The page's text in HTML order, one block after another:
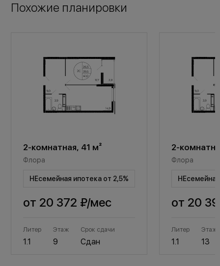
Похожие планировки
2-комнатная, 41 м²
Флора
НЕсемейная ипотека от 2,5%
от 20 372 ₽/мес
Литер
1.1
Этаж
9
Срок сдачи
Сдан
2-
Флора
от 20
Литер
1.1
Этаж
13